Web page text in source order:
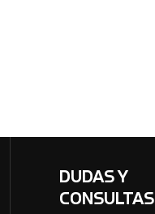
DUDAS Y
CONSULTAS